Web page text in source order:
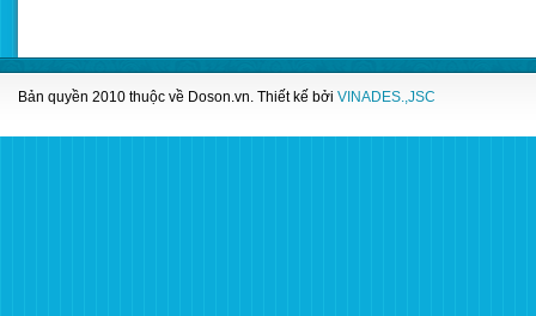
Bản quyền 2010 thuộc về Doson.vn. Thiết kế bởi VINADES.,JSC